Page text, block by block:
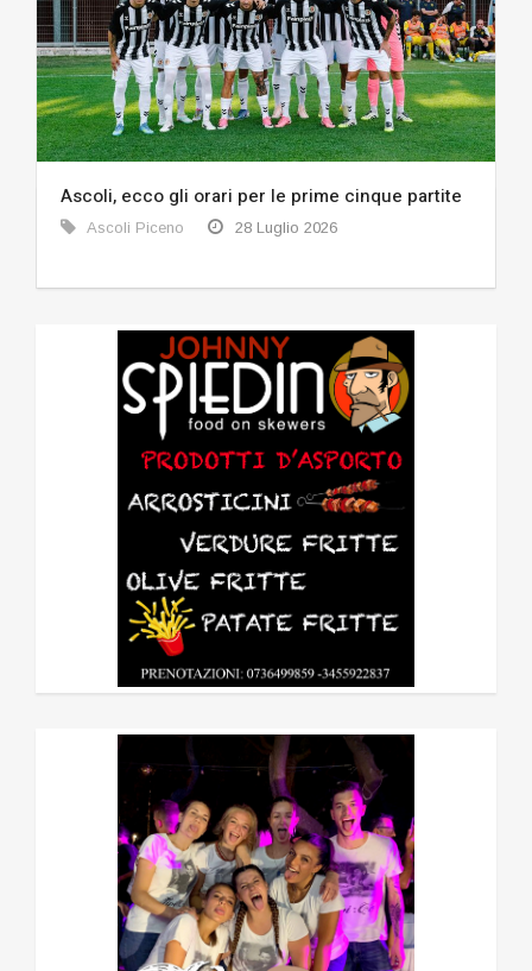
Ascoli, ecco gli orari per le prime cinque partite
Ascoli Piceno 28 Luglio 2026